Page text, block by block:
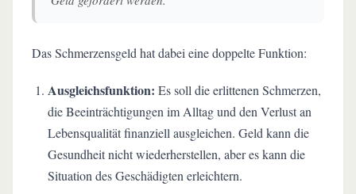
Das Schmerzensgeld hat dabei eine doppelte Funktion:
Ausgleichsfunktion: Es soll die erlittenen Schmerzen,
die Beeinträchtigungen im Alltag und den Verlust an
Lebensqualität finanziell ausgleichen. Geld kann die
Gesundheit nicht wiederherstellen, aber es kann die
Situation des Geschädigten erleichtern.